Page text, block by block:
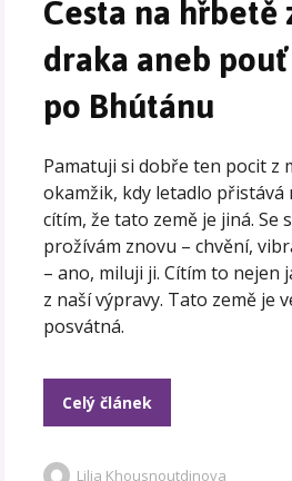
draka aneb pouť
po Bhútánu
Pamatuji si dobře ten pocit z
okamžik, kdy letadlo přistává
cítím, že tato země je jiná. Se
prožívám znovu – chvění,
– ano, miluji ji. Cítím to nejen
z naší výpravy. Tato země je
posvátná.
Celý článek
Lilia Khousnoutdinova